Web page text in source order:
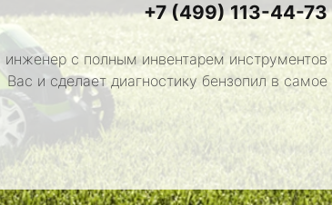
+7 (499) 113-44-73
с полным инвентарем инструментов
Вас и сделает диагностику бензопил в